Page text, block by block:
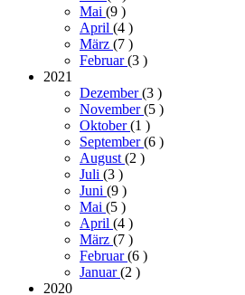
Mai (9 )
April (4 )
März (7 )
Februar(3 )
2021
Dezember(3 )
November(5 )
Oktober(1 )
September(6 )
August(2 )
Juli (3 )
Juni (9 )
Mai (5 )
April (4 )
März (7 )
Februar(6 )
Januar(2 )
2020